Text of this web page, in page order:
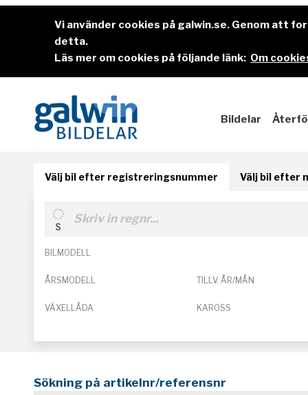
Vi använder cookies på galwin.se. Genom att
detta.
Läs mer om cookies på följande länk: Om
Bildelar
Välj bil efter registreringsnummer Välj bil efter
BILMODELL
ÅRSMODELL TILLV. ÅR/MÅN
VÄXELLÅDA KAROSS
Sökning på artikelnr/referensnr